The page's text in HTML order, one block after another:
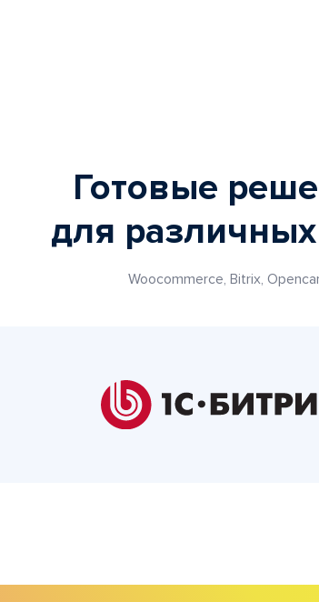
Готовые
для
Woocommerce, Bitrix,